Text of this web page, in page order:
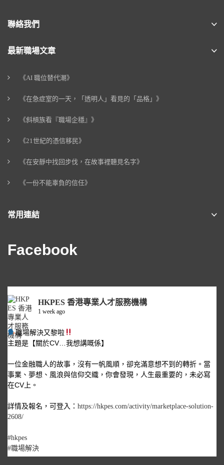
聯絡我們
最新職場文章
《AI 職位替代潮》
《在急症室的一天，「透明人」看見的「品格」》
《斜槓族看『職場企穩』》
《21世紀的憑信移民》
《在安靜中找回步伐，在故事裡聽見名字》
《一份不能辜負的信任》
常用連結
Facebook
HKPES 香港專業人才服務機構
1 week ago
職場解決又黎啦
主題是【關於CV…我想講嘅係】
一位金融職人的故事，沒有一帆風順，卻充滿意想不到的轉折。當
事業、夢想、風浪與信仰交織，你會發現，人生最重要的，未必寫
在CV上。
詳情及報名，可登入： https://hkpes.com/activity/marketplace-solution-
2608/
#hkpes
#職場解決